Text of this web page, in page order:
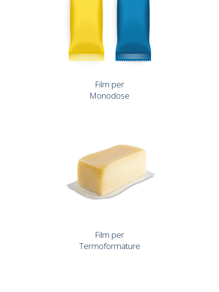
Film per
Monodose
Film per
Termoformature